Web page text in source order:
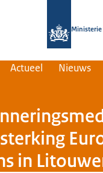
Ministerie
Actueel Nieuws
in